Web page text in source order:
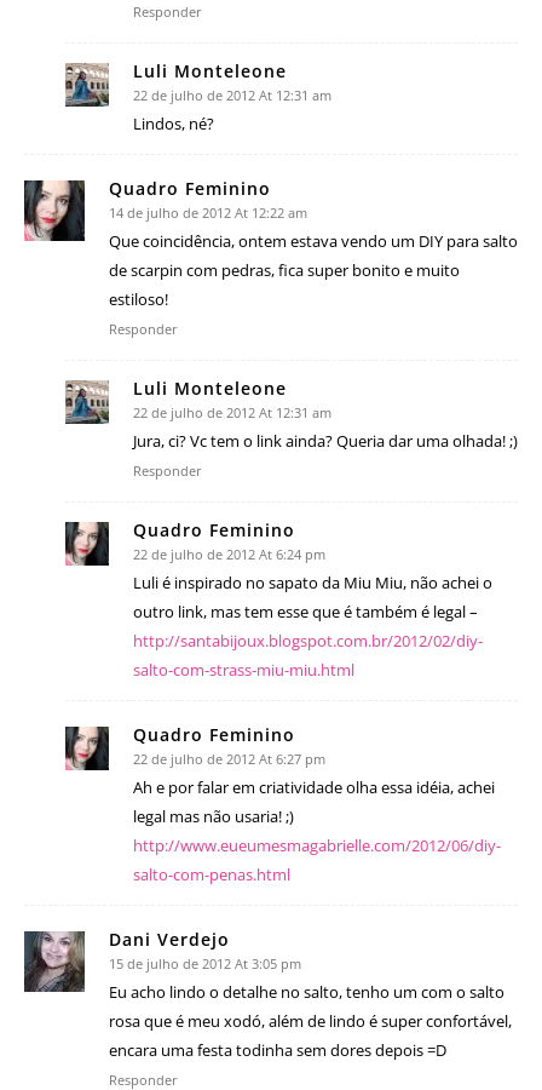
Responder
Luli Monteleone
22 de julho de 2012 At 12:31 am
Lindos, né?
Quadro Feminino
14 de julho de 2012 At 12:22 am
Que coincidência, ontem estava vendo um DIY para salto
de scarpin com pedras, fica super bonito e muito
estiloso!
Responder
Luli Monteleone
22 de julho de 2012 At 12:31 am
Jura, ci? Vc tem o link ainda? Queria dar uma olhada! ;)
Responder
Quadro Feminino
22 de julho de 2012 At 6:24 pm
Luli é inspirado no sapato da Miu Miu, não achei o
outro link, mas tem esse que é também é legal –
http://santabijoux.blogspot.com.br/2012/02/diy-
salto-com-strass-miu-miu.html
Quadro Feminino
22 de julho de 2012 At 6:27 pm
Ah e por falar em criatividade olha essa idéia, achei
legal mas não usaria! ;)
http://www.eueumesmagabrielle.com/2012/06/diy-
salto-com-penas.html
Dani Verdejo
15 de julho de 2012 At 3:05 pm
Eu acho lindo o detalhe no salto, tenho um com o salto
rosa que é meu xodó, além de lindo é super confortável,
encara uma festa todinha sem dores depois =D
Responder